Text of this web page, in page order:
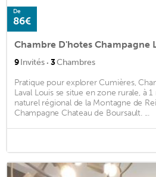
De
86€
Chambre D'hotes Champagne
9Invités · 3Chambres
Pratique pour explorer Cumières,
Laval Louis se situe en zone rurale, à
naturel régional de la Montagne de
Champagne Chateau de Boursault. ...